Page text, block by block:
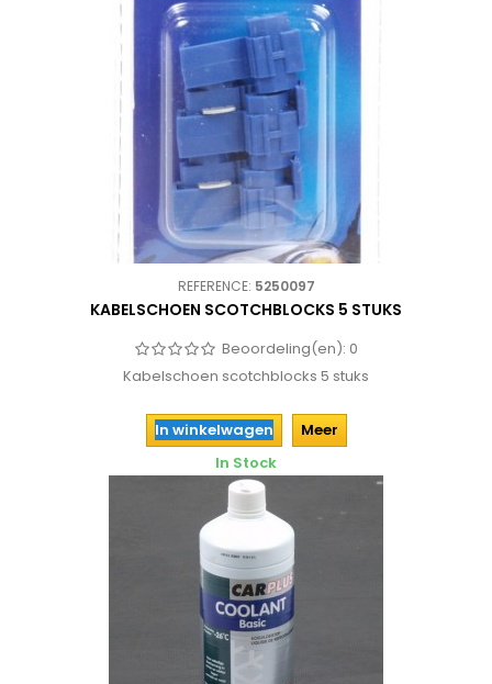
REFERENCE: 5250097
KABELSCHOEN SCOTCHBLOCKS 5 STUKS
Beoordeling(en): 0
Kabelschoen scotchblocks 5 stuks
In winkelwagen
Meer
In Stock